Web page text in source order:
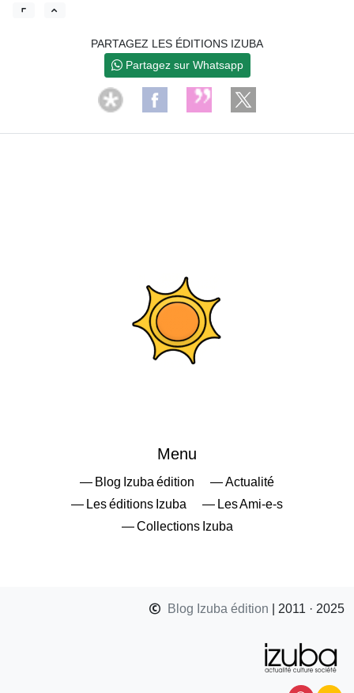
PARTAGEZ LES ÉDITIONS IZUBA
Partagez sur Whatsapp
Menu
— Blog Izuba édition
— Actualité
— Les éditions Izuba
— Les Ami-e-s
— Collections Izuba
Blog Izuba édition | 2011 · 2025